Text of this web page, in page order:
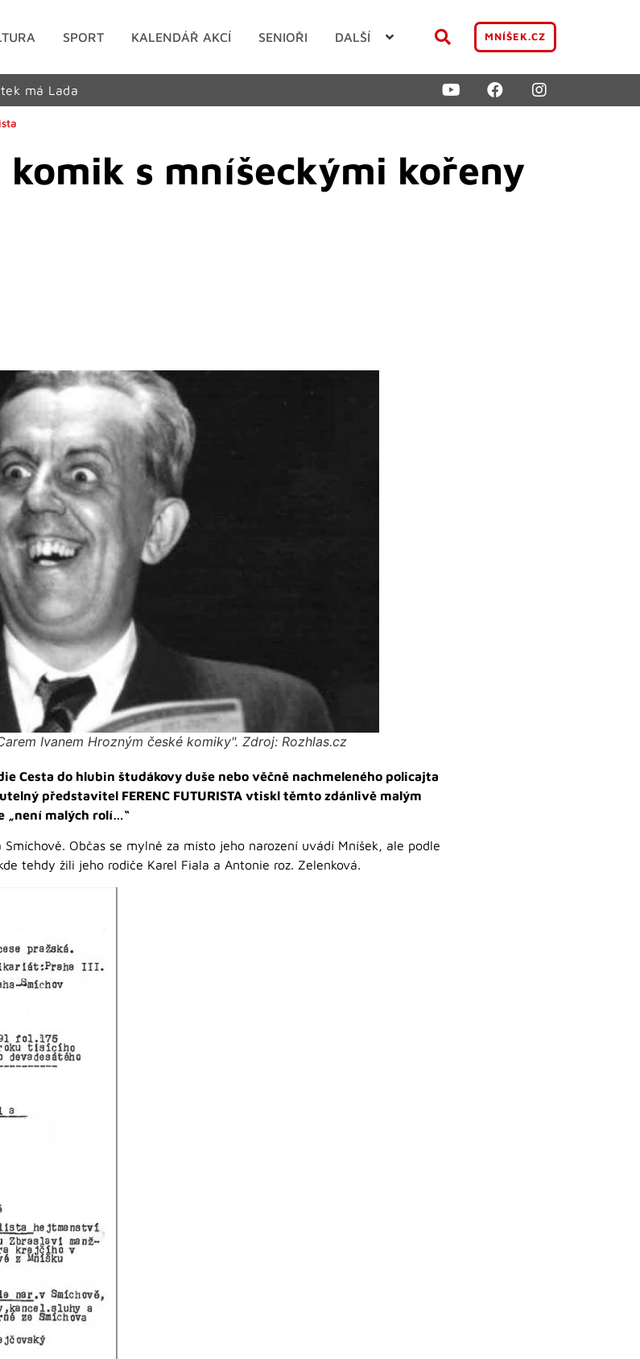
SPORT KALENDÁŘ AKCÍ SENIOŘI DALŠÍ MNÍŠEK.CZ
má Lada
s mníšeckými kořeny
Ivanem Hrozným české komiky". Zdroj: Rozhlas.cz
Cesta do hlubin študákovy duše nebo věčně nachmeleného policajta
představitel FERENC FUTURISTA vtiskl těmto zdánlivě malým
„není malých rolí…“
Smíchově. Občas se mylně za místo jeho narození uvádí Mníšek, ale podle
tehdy žili jeho rodiče Karel Fiala a Antonie roz. Zelenková.